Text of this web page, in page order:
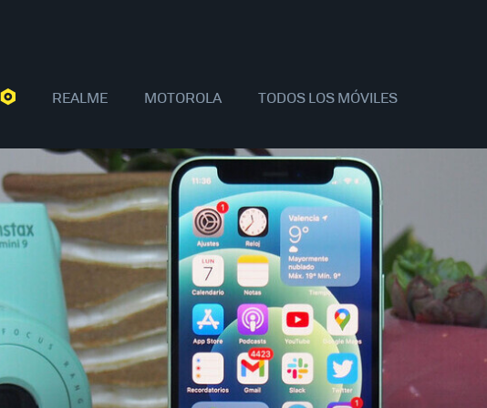
XIAOMI SAMSUNG OPPO
REALME MOTOROLA TODOS LOS MÓVILES